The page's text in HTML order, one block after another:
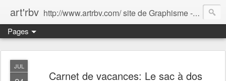
art'rbv http://www.artrbv.com/ site de Graphisme - Illustrations - Edition - Animations - Publicité
Pages
JUL
Carnet de vacances: Le sac à dos